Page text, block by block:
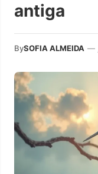
antiga
BySOFIA ALMEIDA —